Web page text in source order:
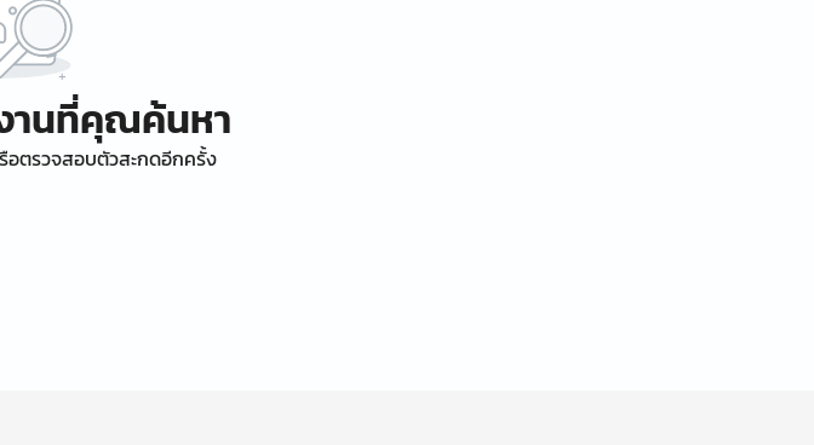
านที่คุณค้นหา
อตรวจสอบตัวสะกดอีกครั้ง